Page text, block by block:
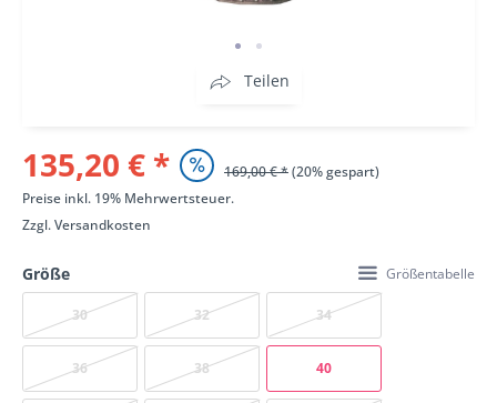
Teilen
135,20 € * 169,00 € *(20% gespart)
Preise inkl. 19% Mehrwertsteuer.
Zzgl.Versandkosten
Größe Größentabelle
30 32 34
36 38 40